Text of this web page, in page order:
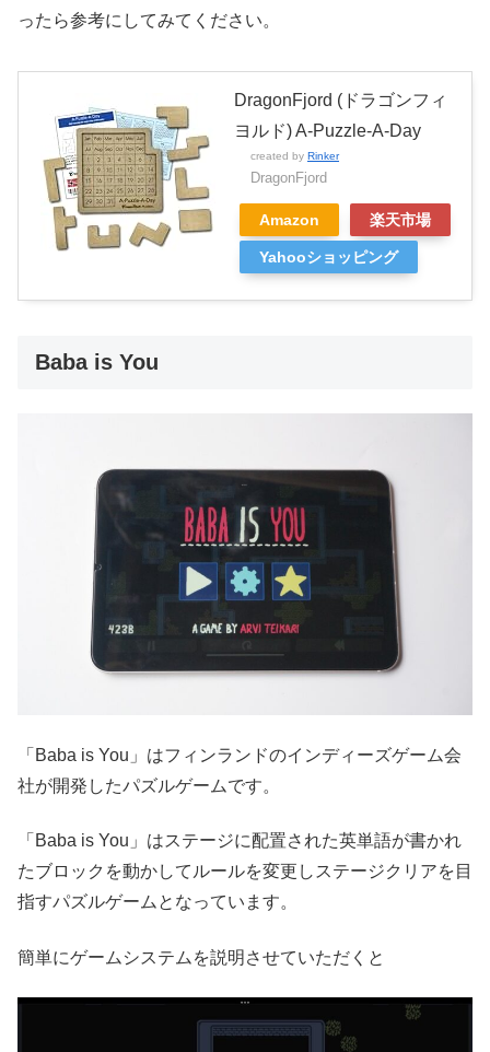
ったら参考にしてみてください。
DragonFjord (ドラゴンフィ
ヨルド) A-Puzzle-A-Day
created by Rinker
DragonFjord
Amazon 楽天市場
Yahooショッピング
Baba is You
「Baba is You」はフィンランドのインディーズゲーム会
社が開発したパズルゲームです。
「Baba is You」はステージに配置された英単語が書かれ
たブロックを動かしてルールを変更しステージクリアを目
指すパズルゲームとなっています。
簡単にゲームシステムを説明させていただくと